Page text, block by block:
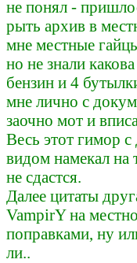
не понял -
рыть архив в
мне местные
но не знали
бензин и 4
мне лично с
заочно мот и
Весь этот гимор
видом намекал на
не сдастся.
Далее цитаты
VampirY на
поправками, ну
ли..